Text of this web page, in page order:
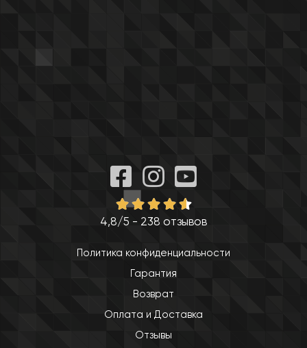
4,8/5 - 238 отзывов
Политика конфиденциальности
Гарантия
Возврат
Оплата и Доставка
Отзывы